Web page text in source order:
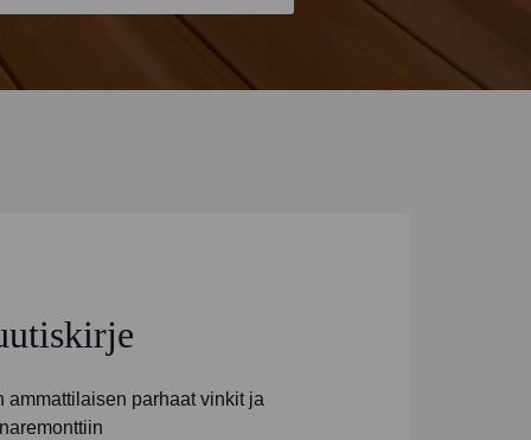
ammattilaisen parhaat vinkit ja